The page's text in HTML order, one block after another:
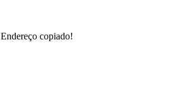
Endereço copiado!